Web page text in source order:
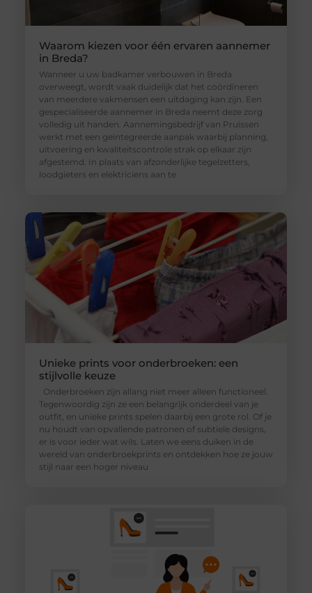
Waarom kiezen voor één ervaren aannemer
in Breda?
Wanneer u uw badkamer verbouwen in Breda
overweegt, wordt vaak duidelijk dat het coördineren
van meerdere vakmensen een uitdaging kan zijn. Een
gespecialiseerde aannemer in Breda neemt deze zorg
volledig uit handen. Aannemingsbedrijf van Pruissen
werkt met een geïntegreerde aanpak waarbij planning,
uitvoering en kwaliteitscontrole strak op elkaar zijn
afgestemd. In plaats van afzonderlijke tegelzetters,
loodgieters en elektriciens aan te
Unieke prints voor onderbroeken: een
stijlvolle keuze
Onderbroeken zijn allang niet meer alleen functioneel.
Tegenwoordig zijn ze een belangrijk onderdeel van je
outfit, en unieke prints spelen daarbij een grote rol. Of je
nu houdt van opvallende patronen of subtiele designs,
er is voor ieder wat wils. Laten we eens duiken in de
wereld van onderbroekprints en ontdekken hoe ze jouw
stijl naar een hoger niveau